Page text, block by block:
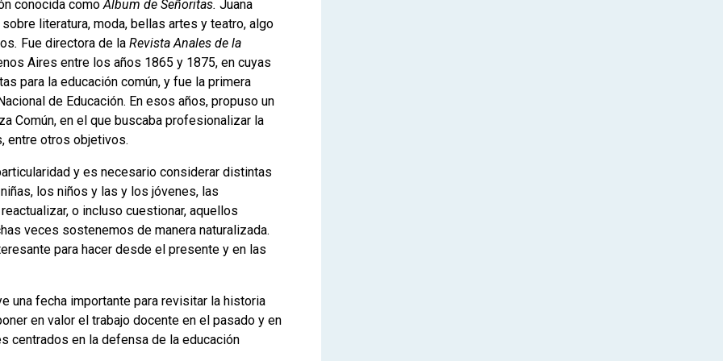
conocida comoÁlbum de Señoritas. Juana
literatura, moda, bellas artes y teatro, algo
. Fue directora de la Revista Anales de la
Aires entre los años 1865 y 1875, en cuyas
para la educación común, y fue la primera
de Educación. En esos años, propuso un
Común, en el que buscaba profesionalizar la
entre otros objetivos.
y es necesario considerar distintas
los niños y las y los jóvenes, las
o incluso cuestionar, aquellos
veces sostenemos de manera naturalizada.
para hacer desde el presente y en las
una fecha importante para revisitar la historia
en valor el trabajo docente en el pasado y en
centrados en la defensa de la educación